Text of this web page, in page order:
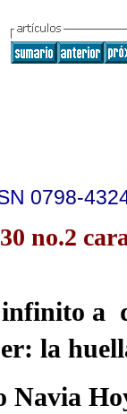
0798-
no.2
a
la
Navia